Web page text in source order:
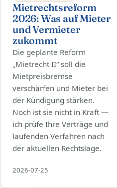
Mietrechtsreform
2026: Was auf Mieter
und Vermieter
zukommt
Die geplante Reform
„Mietrecht II“ soll die
Mietpreisbremse
verschärfen und Mieter bei
der Kündigung stärken.
Noch ist sie nicht in Kraft —
ich prüfe Ihre Verträge und
laufenden Verfahren nach
der aktuellen Rechtslage.
2026-07-25